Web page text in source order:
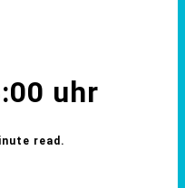
uhr
read.